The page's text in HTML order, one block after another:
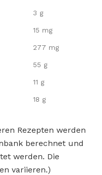
3 g
15 mg
277 mg
55 g
11 g
18 g
Rezepten werden
berechnet und
werden. Die
variieren.)